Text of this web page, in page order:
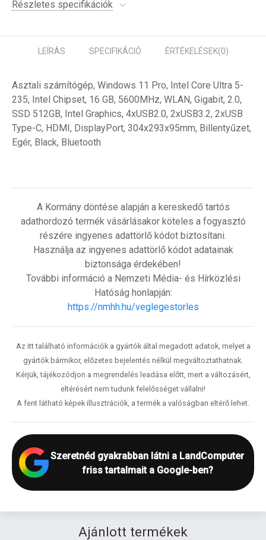
Részletes specifikációk
LEÍRÁS SPECIFIKÁCIÓ ÉRTÉKELÉSEK(0)
Asztali számítógép, Windows 11 Pro, Intel Core Ultra 5-
235, Intel Chipset, 16 GB, 5600MHz, WLAN, Gigabit, 2.0,
SSD 512GB, Intel Graphics, 4xUSB2.0, 2xUSB3.2, 2xUSB
Type-C, HDMI, DisplayPort, 304x293x95mm, Billentyűzet,
Egér, Black, Bluetooth
A Kormány döntése alapján a kereskedő tartós
adathordozó termék vásárlásakor köteles a fogyasztó
részére ingyenes adattörlő kódot biztosítani.
Használja az ingyenes adattörlő kódot adatainak
biztonsága érdekében!
További információ a Nemzeti Média- és Hírközlési
Hatóság honlapján:
https://nmhh.hu/veglegestorles
Az itt található információk a gyártók által megadott adatok, melyet a
gyártók bármikor, előzetes bejelentés nélkül megváltoztathatnak.
Kérjük, tájékozódjon a megrendelés leadása előtt, mert a változásért,
eltérésért nem tudunk felelősséget vállalni!
A fent látható képek illusztrációk, a termék a valóságban eltérő lehet.
Szeretnéd gyakrabban látni a LandComputer
friss tartalmait a Google-ben?
Ajánlott termékek